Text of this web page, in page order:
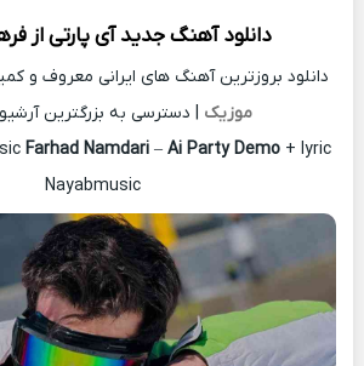
دانلود آهنگ جدیدآی پارتی از
دانلود بروزترین آهنگ های ایرانی معروف و
موزیک | دسترسی به بزرگترین
Farhad Namdari– Ai Party Demo+ lyric
Nayabmusic